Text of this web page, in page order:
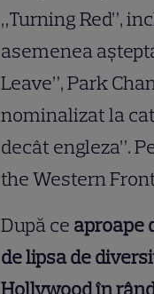
„Turning Red”,
asemenea
Leave”, Park
nominalizat la
decât engleza”.
the Western
După ce aproape
de lipsa de
Hollywood în